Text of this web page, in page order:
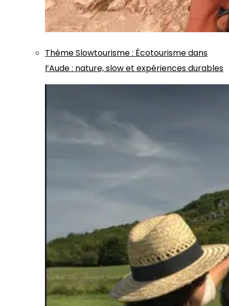
ThèmeSlowtourisme: Écotourisme dans
l’Aude : nature, slow et expériences durables